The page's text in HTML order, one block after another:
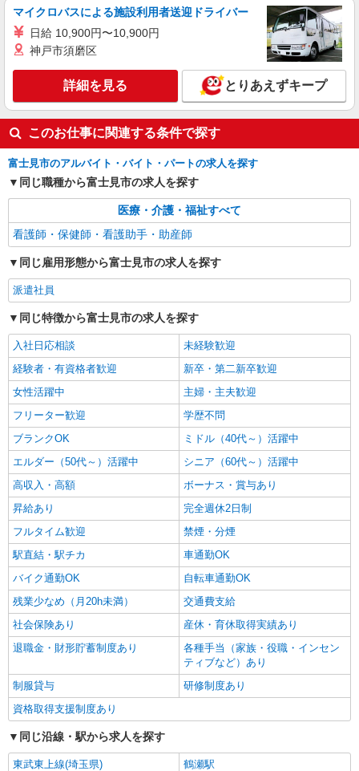
＜高時給＞みずほ台駅近くの病院で安定した働
時給1600円〜2250円 ＜日払い有/週払い有/交
キープ 詳細を見る
職業紹介
株式会社kotrio /●SW-S-2022396
柳瀬川駅＊未経験スタート7割！病院のパート
看護助手/週3〜OK
時給1550円〜2312円 ＜交通費全支給(ガソリ
ン代含む)＞
富士見市水谷東｜最寄り：柳瀬川駅
マイクロバスによる施設利用者送迎ドライバー
日給 10,900円〜10,900円
神戸市須磨区
詳細を見る とりあえずキープ
このお仕事に関連する条件で探す
富士見市のアルバイト・バイト・パートの求人を探す
同じ職種から富士見市の求人を探す
医療・介護・福祉すべて
看護師・保健師・看護助手・助産師
同じ雇用形態から富士見市の求人を探す
派遣社員
同じ特徴から富士見市の求人を探す
入社日応相談
未経験歓迎
経験者・有資格者歓迎
新卒・第二新卒歓迎
女性活躍中
主婦・主夫歓迎
フリーター歓迎
学歴不問
ブランクOK
ミドル（40代～）活躍中
エルダー（50代～）活躍中
シニア（60代～）活躍中
高収入・高額
ボーナス・賞与あり
昇給あり
完全週休2日制
フルタイム歓迎
禁煙・分煙
駅直結・駅チカ
車通勤OK
バイク通勤OK
自転車通勤OK
残業少なめ（月20h未満）
交通費支給
社会保険あり
産休・育休取得実績あり
退職金・財形貯蓄制度あり
各種手当（家族・役職・インセン
ティブなど）あり
制服貸与
研修制度あり
資格取得支援制度あり
同じ沿線・駅から求人を探す
東武東上線(埼玉県)
鶴瀬駅